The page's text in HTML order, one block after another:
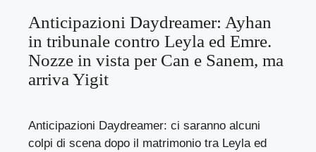
Anticipazioni Daydreamer: Ayhan
in tribunale contro Leyla ed Emre.
Nozze in vista per Can e Sanem, ma
arriva Yigit
Anticipazioni Daydreamer: ci saranno alcuni
colpi di scena dopo il matrimonio tra Leyla ed